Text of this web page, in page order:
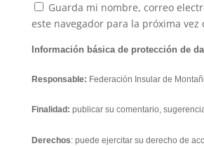
Guarda mi nombre, correo
este navegador para la próxima vez
Información básica de protección de
Responsable: Federación Insular de
Finalidad: publicar su comentario,
Derechos: puede ejercitar su derecho de